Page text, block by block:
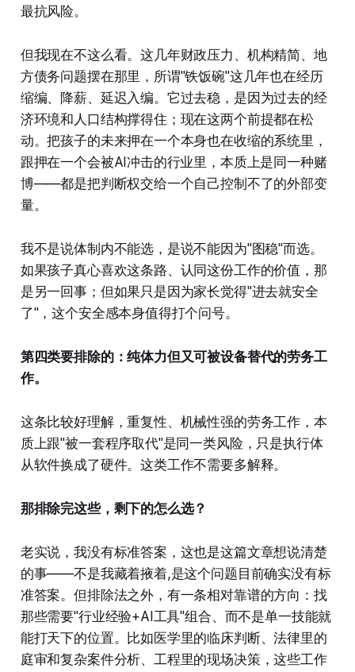
最抗风险。
但我现在不这么看。这几年财政压力、机构精简、地
方债务问题摆在那里，所谓"铁饭碗"这几年也在经历
缩编、降薪、延迟入编。它过去稳，是因为过去的经
济环境和人口结构撑得住；现在这两个前提都在松
动。把孩子的未来押在一个本身也在收缩的系统里，
跟押在一个会被AI冲击的行业里，本质上是同一种赌
博——都是把判断权交给一个自己控制不了的外部变
量。
我不是说体制内不能选，是说不能因为"图稳"而选。
如果孩子真心喜欢这条路、认同这份工作的价值，那
是另一回事；但如果只是因为家长觉得"进去就安全
了"，这个安全感本身值得打个问号。
第四类要排除的：纯体力但又可被设备替代的劳务工
作。
这条比较好理解，重复性、机械性强的劳务工作，本
质上跟"被一套程序取代"是同一类风险，只是执行体
从软件换成了硬件。这类工作不需要多解释。
那排除完这些，剩下的怎么选？
老实说，我没有标准答案，这也是这篇文章想说清楚
的事——不是我藏着掖着,是这个问题目前确实没有标
准答案。但排除法之外，有一条相对靠谱的方向：找
那些需要"行业经验+AI工具"组合、而不是单一技能就
能打天下的位置。比如医学里的临床判断、法律里的
庭审和复杂案件分析、工程里的现场决策，这些工作